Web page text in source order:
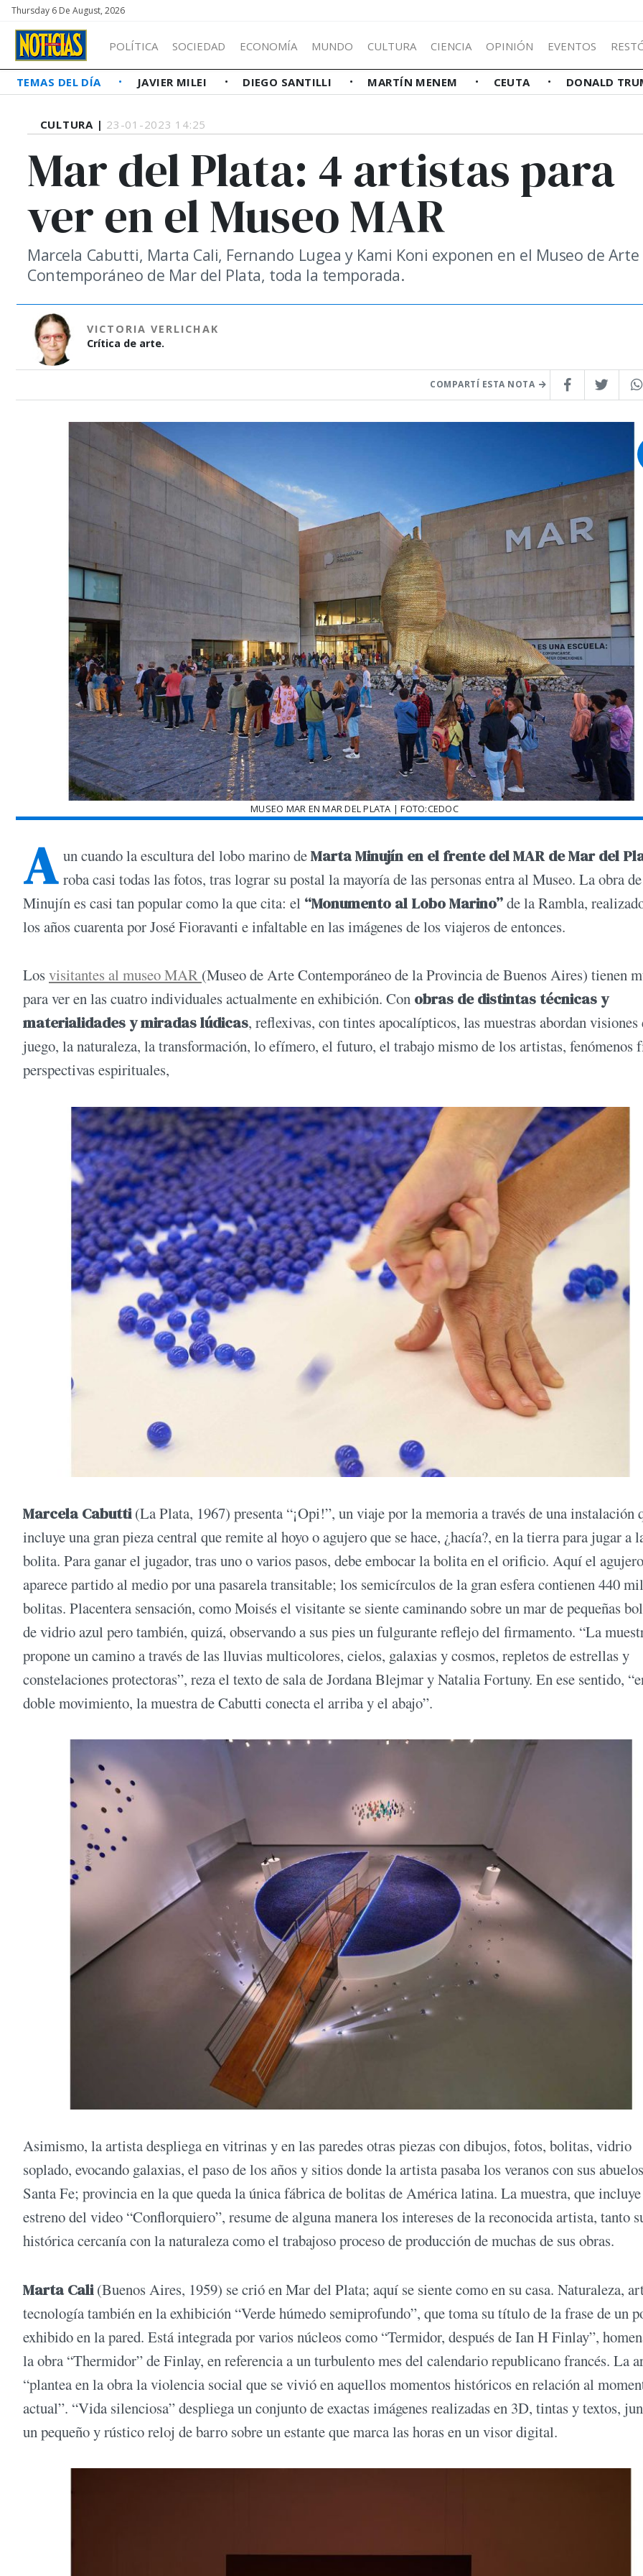
Thursday 6 De August, 2026
POLÍTICA SOCIEDAD ECONOMÍA MUNDO CULTURA CIENCIA OPINIÓN EVENTOS
TEMAS DEL DÍA JAVIER MILEI DIEGO SANTILLI MARTÍN MENEM CEUTA DONALD
CULTURA | 23-01-2023 14:25
Mar del Plata: 4 artistas para
ver en el Museo MAR
Marcela Cabutti, Marta Cali, Fernando Lugea y Kami Koni exponen en el Museo de Arte
Contemporáneo de Mar del Plata, toda la temporada.
VICTORIA VERLICHAK
Crítica de arte.
COMPARTÍ ESTA NOTA
MUSEO MAR EN MAR DEL PLATA | FOTO:CEDOC
A un cuando la escultura del lobo marino deMarta Minujín en el frente del MAR de Mar del
roba casi todas las fotos, tras lograr su postal la mayoría de las personas entra al Museo. La obra de
Minujín es casi tan popular como la que cita: el “Monumento al Lobo Marino”de la Rambla,
los años cuarenta por José Fioravanti e infaltable en las imágenes de los viajeros de entonces.
Losvisitantes al museo MAR (Museo de Arte Contemporáneo de la Provincia de Buenos Aires) tienen
para ver en las cuatro individuales actualmente en exhibición. Con obras de distintas técnicas y
materialidades y miradas lúdicas, reflexivas, con tintes apocalípticos, las muestras abordan visiones
juego, la naturaleza, la transformación, lo efímero, el futuro, el trabajo mismo de los artistas, fenómenos
perspectivas espirituales,
Marcela Cabutti(La Plata, 1967) presenta “¡Opi!”, un viaje por la memoria a través de una instalación
incluye una gran pieza central que remite al hoyo o agujero que se hace, ¿hacía?, en la tierra para jugar a
bolita. Para ganar el jugador, tras uno o varios pasos, debe embocar la bolita en el orificio. Aquí el agujero
aparece partido al medio por una pasarela transitable; los semicírculos de la gran esfera contienen 440 mil
bolitas. Placentera sensación, como Moisés el visitante se siente caminando sobre un mar de pequeñas
de vidrio azul pero también, quizá, observando a sus pies un fulgurante reflejo del firmamento. “La
propone un camino a través de las lluvias multicolores, cielos, galaxias y cosmos, repletos de estrellas y
constelaciones protectoras”, reza el texto de sala de Jordana Blejmar y Natalia Fortuny. En ese sentido,
doble movimiento, la muestra de Cabutti conecta el arriba y el abajo”.
Asimismo, la artista despliega en vitrinas y en las paredes otras piezas con dibujos, fotos, bolitas, vidrio
soplado, evocando galaxias, el paso de los años y sitios donde la artista pasaba los veranos con sus
Santa Fe; provincia en la que queda la única fábrica de bolitas de América latina. La muestra, que
estreno del video “Conflorquiero”, resume de alguna manera los intereses de la reconocida artista, tanto
histórica cercanía con la naturaleza como el trabajoso proceso de producción de muchas de sus obras.
Marta Cali(Buenos Aires, 1959) se crió en Mar del Plata; aquí se siente como en su casa. Naturaleza,
tecnología también en la exhibición “Verde húmedo semiprofundo”, que toma su título de la frase de un
exhibido en la pared. Está integrada por varios núcleos como “Termidor, después de Ian H Finlay”,
la obra “Thermidor” de Finlay, en referencia a un turbulento mes del calendario republicano francés. La
“plantea en la obra la violencia social que se vivió en aquellos momentos históricos en relación al
actual”. “Vida silenciosa” despliega un conjunto de exactas imágenes realizadas en 3D, tintas y textos,
un pequeño y rústico reloj de barro sobre un estante que marca las horas en un visor digital.